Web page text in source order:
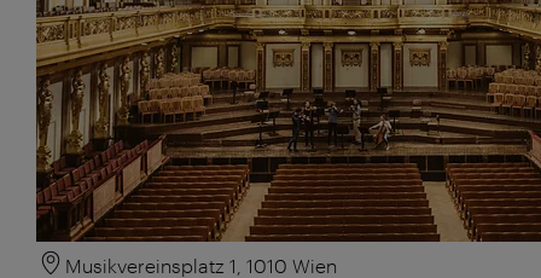
Musikvereinsplatz 1, 1010 Wien